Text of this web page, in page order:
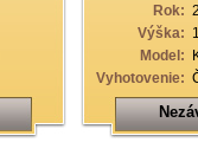
Rok:
Výška:
Model:
Vyhotovenie: